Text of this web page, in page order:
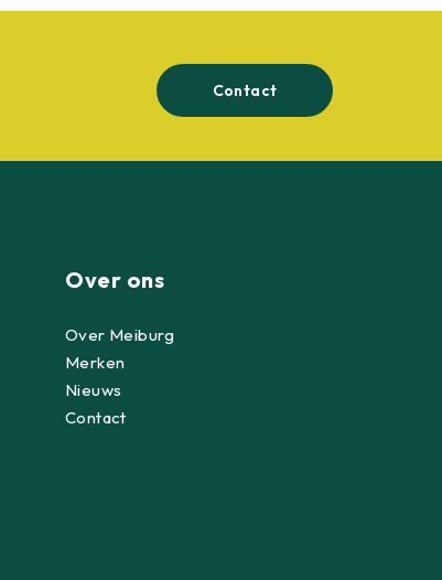
Contact
Over ons
Over Meiburg
Merken
Nieuws
Contact